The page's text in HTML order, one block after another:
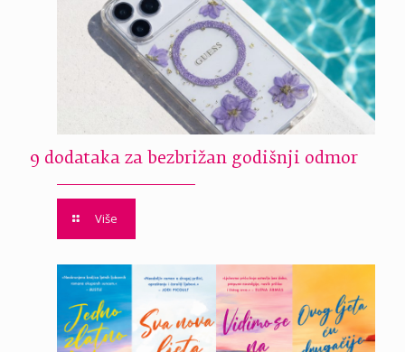
9 dodataka za bezbrižan godišnji odmor
Više